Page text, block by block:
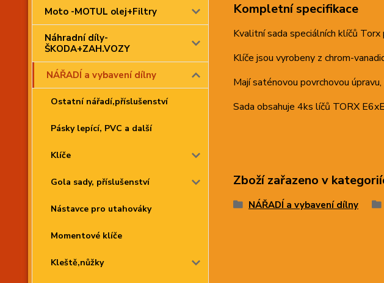
Moto -MOTUL olej+Filtry
Náhradní díly-
ŠKODA+ZAH.VOZY
NÁŘADÍ a vybavení dílny
Ostatní nářadí,příslušenství
Pásky lepící, PVC a další
Klíče
Gola sady, příslušenství
Nástavce pro utahováky
Momentové klíče
Kleště,nůžky
Kompletní specifikace
Kvalitní sada speciálních klíčů
Klíče jsou vyrobeny z chrom-
Mají saténovou povrchovou
Sada obsahuje 4ks líčů TORX
Zboží zařazeno v
NÁŘADÍ a vybavení dílny